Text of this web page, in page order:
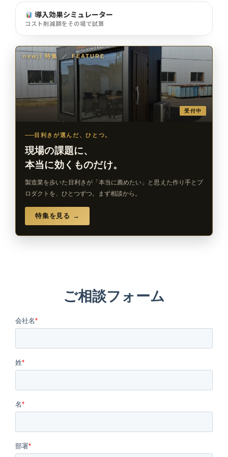
導入効果シミュレーター
コスト削減額をその場で試算
newji 特集 ／ FEATURE
受付中
目利きが選んだ、ひとつ。
現場の課題に、
本当に効くものだけ。
製造業を歩いた目利きが「本当に薦めたい」と思えた作り手とプ
ロダクトを、ひとつずつ。まず相談から。
特集を見る →